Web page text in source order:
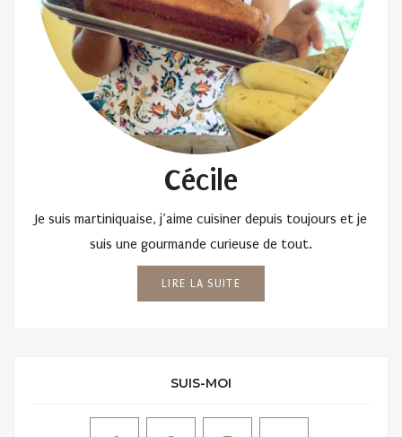
Cécile
Je suis martiniquaise, j’aime cuisiner depuis toujours et je
suis une gourmande curieuse de tout.
LIRE LA SUITE
SUIS-MOI